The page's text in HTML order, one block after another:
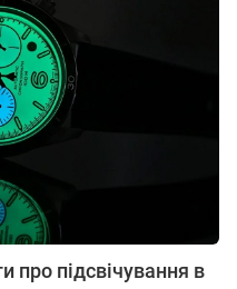
про підсвічування в